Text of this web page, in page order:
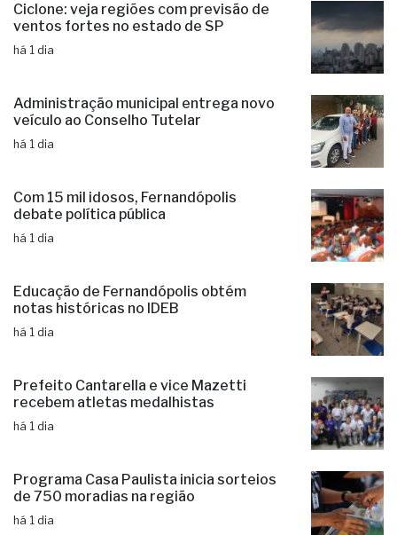
Ciclone: veja regiões com previsão de
ventos fortes no estado de SP
há 1 dia
Administração municipal entrega novo
veículo ao Conselho Tutelar
há 1 dia
Com 15 mil idosos, Fernandópolis
debate política pública
há 1 dia
Educação de Fernandópolis obtém
notas históricas no IDEB
há 1 dia
Prefeito Cantarella e vice Mazetti
recebem atletas medalhistas
há 1 dia
Programa Casa Paulista inicia sorteios
de 750 moradias na região
há 1 dia